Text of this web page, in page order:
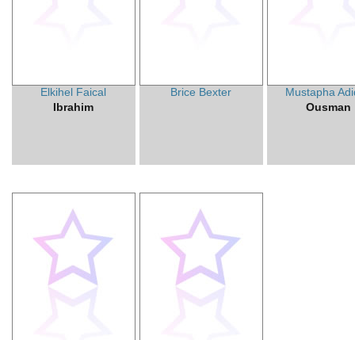
Elkihel Faical
Ibrahim
Brice Bexter
Mustapha
Ousman